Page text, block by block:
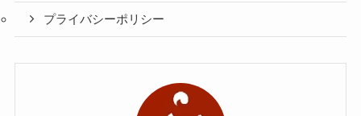
プライバシーポリシー